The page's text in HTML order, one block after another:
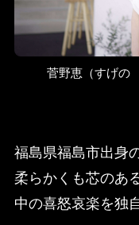
菅野恵（すげ
福島県福島市出身
柔らかくも芯のあ
中の喜怒哀楽を独